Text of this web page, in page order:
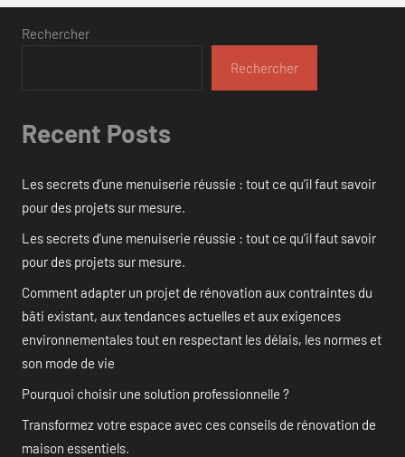
Rechercher
Rechercher
Recent Posts
Les secrets d’une menuiserie réussie : tout ce qu’il faut savoir
pour des projets sur mesure.
Les secrets d’une menuiserie réussie : tout ce qu’il faut savoir
pour des projets sur mesure.
Comment adapter un projet de rénovation aux contraintes du
bâti existant, aux tendances actuelles et aux exigences
environnementales tout en respectant les délais, les normes et
son mode de vie
Pourquoi choisir une solution professionnelle ?
Transformez votre espace avec ces conseils de rénovation de
maison essentiels.